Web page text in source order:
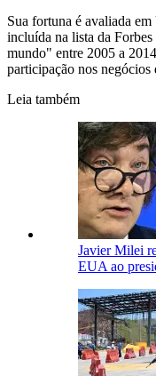
Sua fortuna é avaliada
incluída na lista da
mundo" entre 2005 a
participação nos negócios
Leia também
Javier Milei
EUA ao